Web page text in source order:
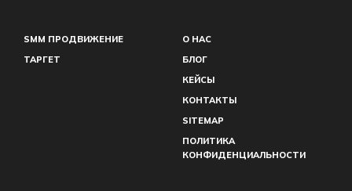
SMM ПРОДВИЖЕНИЕ
ТАРГЕТ
О НАС
БЛОГ
КЕЙСЫ
КОНТАКТЫ
SITEMAP
ПОЛИТИКА
КОНФИДЕНЦИАЛЬНОСТИ